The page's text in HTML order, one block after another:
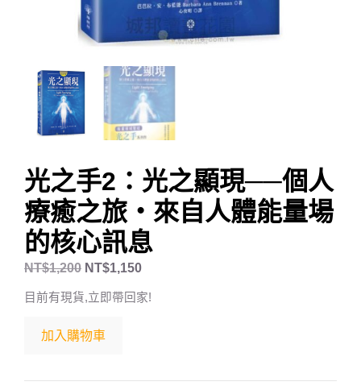
光之手2：光之顯現──個人
療癒之旅‧來自人體能量場
的核心訊息
NT$1,200 NT$1,150
目前有現貨,立即帶回家!
加入購物車